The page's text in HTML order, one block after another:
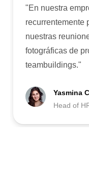
"En nuestra
recurrentemente
nuestras
fotográficas de
teambuildings."
Yasmina
Head of